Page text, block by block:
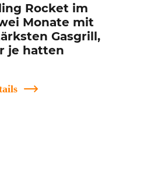
Rocket im
Monate mit
Gasgrill,
je hatten